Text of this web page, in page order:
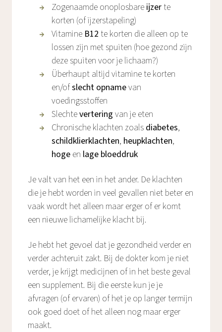
Zogenaamde onoplosbare ijzer te
korten (of ijzerstapeling)
Vitamine B12 te korten die alleen op te
lossen zijn met spuiten (hoe gezond zijn
deze spuiten voor je lichaam?)
Überhaupt altijd vitamine te korten
en/ofslecht opnamevan
voedingsstoffen
Slechtevertering van je eten
Chronische klachten zoals diabetes,
schildklierklachten, heupklachten,
hoge en lage bloeddruk
Je valt van het een in het ander. De klachten
die je hebt worden in veel gevallen niet beter en
vaak wordt het alleen maar erger of er komt
een nieuwe lichamelijke klacht bij.
Je hebt het gevoel dat je gezondheid verder en
verder achteruit zakt. Bij de dokter kom je niet
verder, je krijgt medicijnen of in het beste geval
een supplement. Bij die eerste kun je je
afvragen (of ervaren) of het je op langer termijn
ook goed doet of het alleen nog maar erger
maakt.